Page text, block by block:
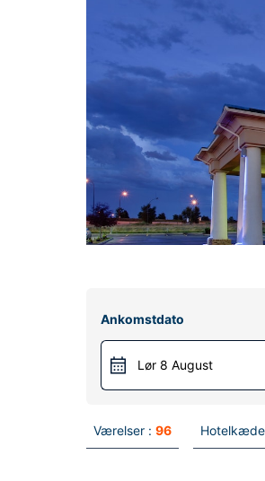
Ankomstdato
Lør 8 August
Værelser : 96